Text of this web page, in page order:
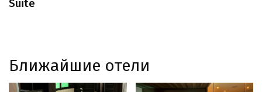
Suite
Ближайшие отели